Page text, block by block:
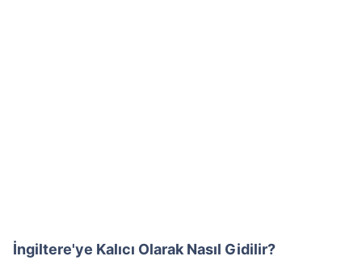
İngiltere'ye Kalıcı Olarak Nasıl Gidilir?